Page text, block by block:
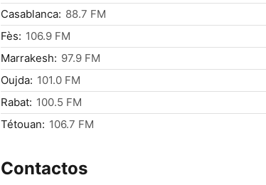
Casablanca: 88.7 FM
Fès: 106.9 FM
Marrakesh: 97.9 FM
Oujda: 101.0 FM
Rabat: 100.5 FM
Tétouan: 106.7 FM
Contactos